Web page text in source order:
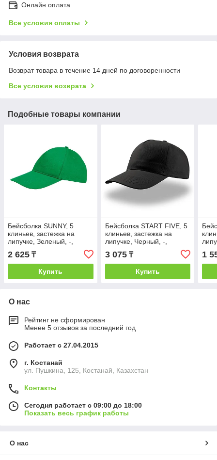
Онлайн оплата
Все условия оплаты
Условия возврата
Возврат товара в течение 14 дней по договоренности
Все условия возврата
Подобные товары компании
Бейсболка SUNNY, 5
клиньев, застежка на
липучке, Зеленый, -,
788110.272
2 625 ₸
Купить
Бейсболка START FIVE, 5
клиньев, застежка на
липучке, Черный, -,
25438.35
3 075₸
Купить
1
О нас
Рейтинг не сформирован
Менее 5 отзывов за последний год
Работает с 27.04.2015
г. Костанай
ул. Пушкина, 125, Костанай, Казахстан
Контакты
Сегодня работает с 09:00 до 18:00
Показать весь график работы
О нас